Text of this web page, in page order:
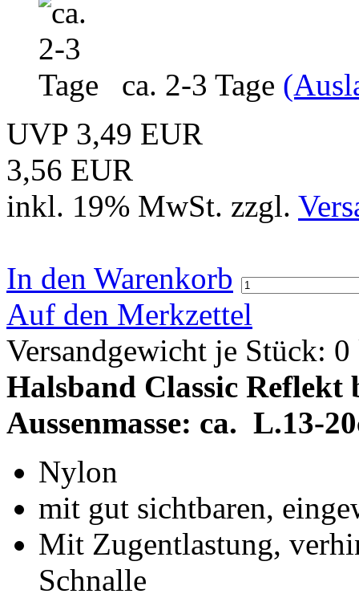
ca. 2-3 Tage
UVP 3,49 EUR
3,56 EUR
inkl. 19% MwSt. zzgl.
In den Warenkorb
Auf den Merkzettel
Versandgewicht je Stück: 0
Halsband Classic
Aussenmasse: ca. L.13-
Nylon
mit gut sichtbaren,
Mit Zugentlastung,
Schnalle